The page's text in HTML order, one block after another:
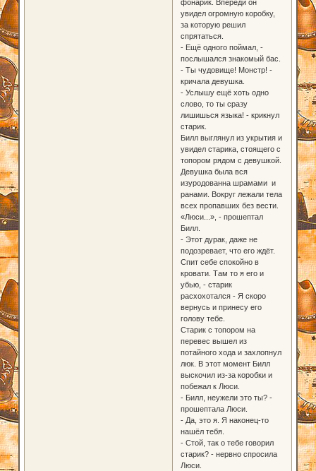
фонарик. Впереди он
увидел огромную коробку,
за которую решил
спрятаться.
- Ещё одного поймал, -
послышался знакомый бас.
- Ты чудовище! Монстр! -
кричала девушка.
- Услышу ещё хоть одно
слово, то ты сразу
лишишься языка! - крикнул
старик.
Билл выглянул из укрытия и
увидел старика, стоящего с
топором рядом с девушкой.
Девушка была вся
изуродованна шрамами и
ранами. Вокруг лежали тела
всех пропавших без вести.
«Люси...», - прошептал
Билл.
- Этот дурак, даже не
подозревает, что его ждёт.
Спит себе спокойно в
кровати. Там то я его и
убью, - старик
расхохотался - Я скоро
вернусь и принесу его
голову тебе.
Старик с топором на
перевес вышел из
потайного хода и захлопнул
люк. В этот момент Билл
выскочил из-за коробки и
побежал к Люси.
- Билл, неужели это ты? -
прошептала Люси.
- Да, это я. Я наконец-то
нашёл тебя.
- Стой, так о тебе говорил
старик? - нервно спросила
Люси.